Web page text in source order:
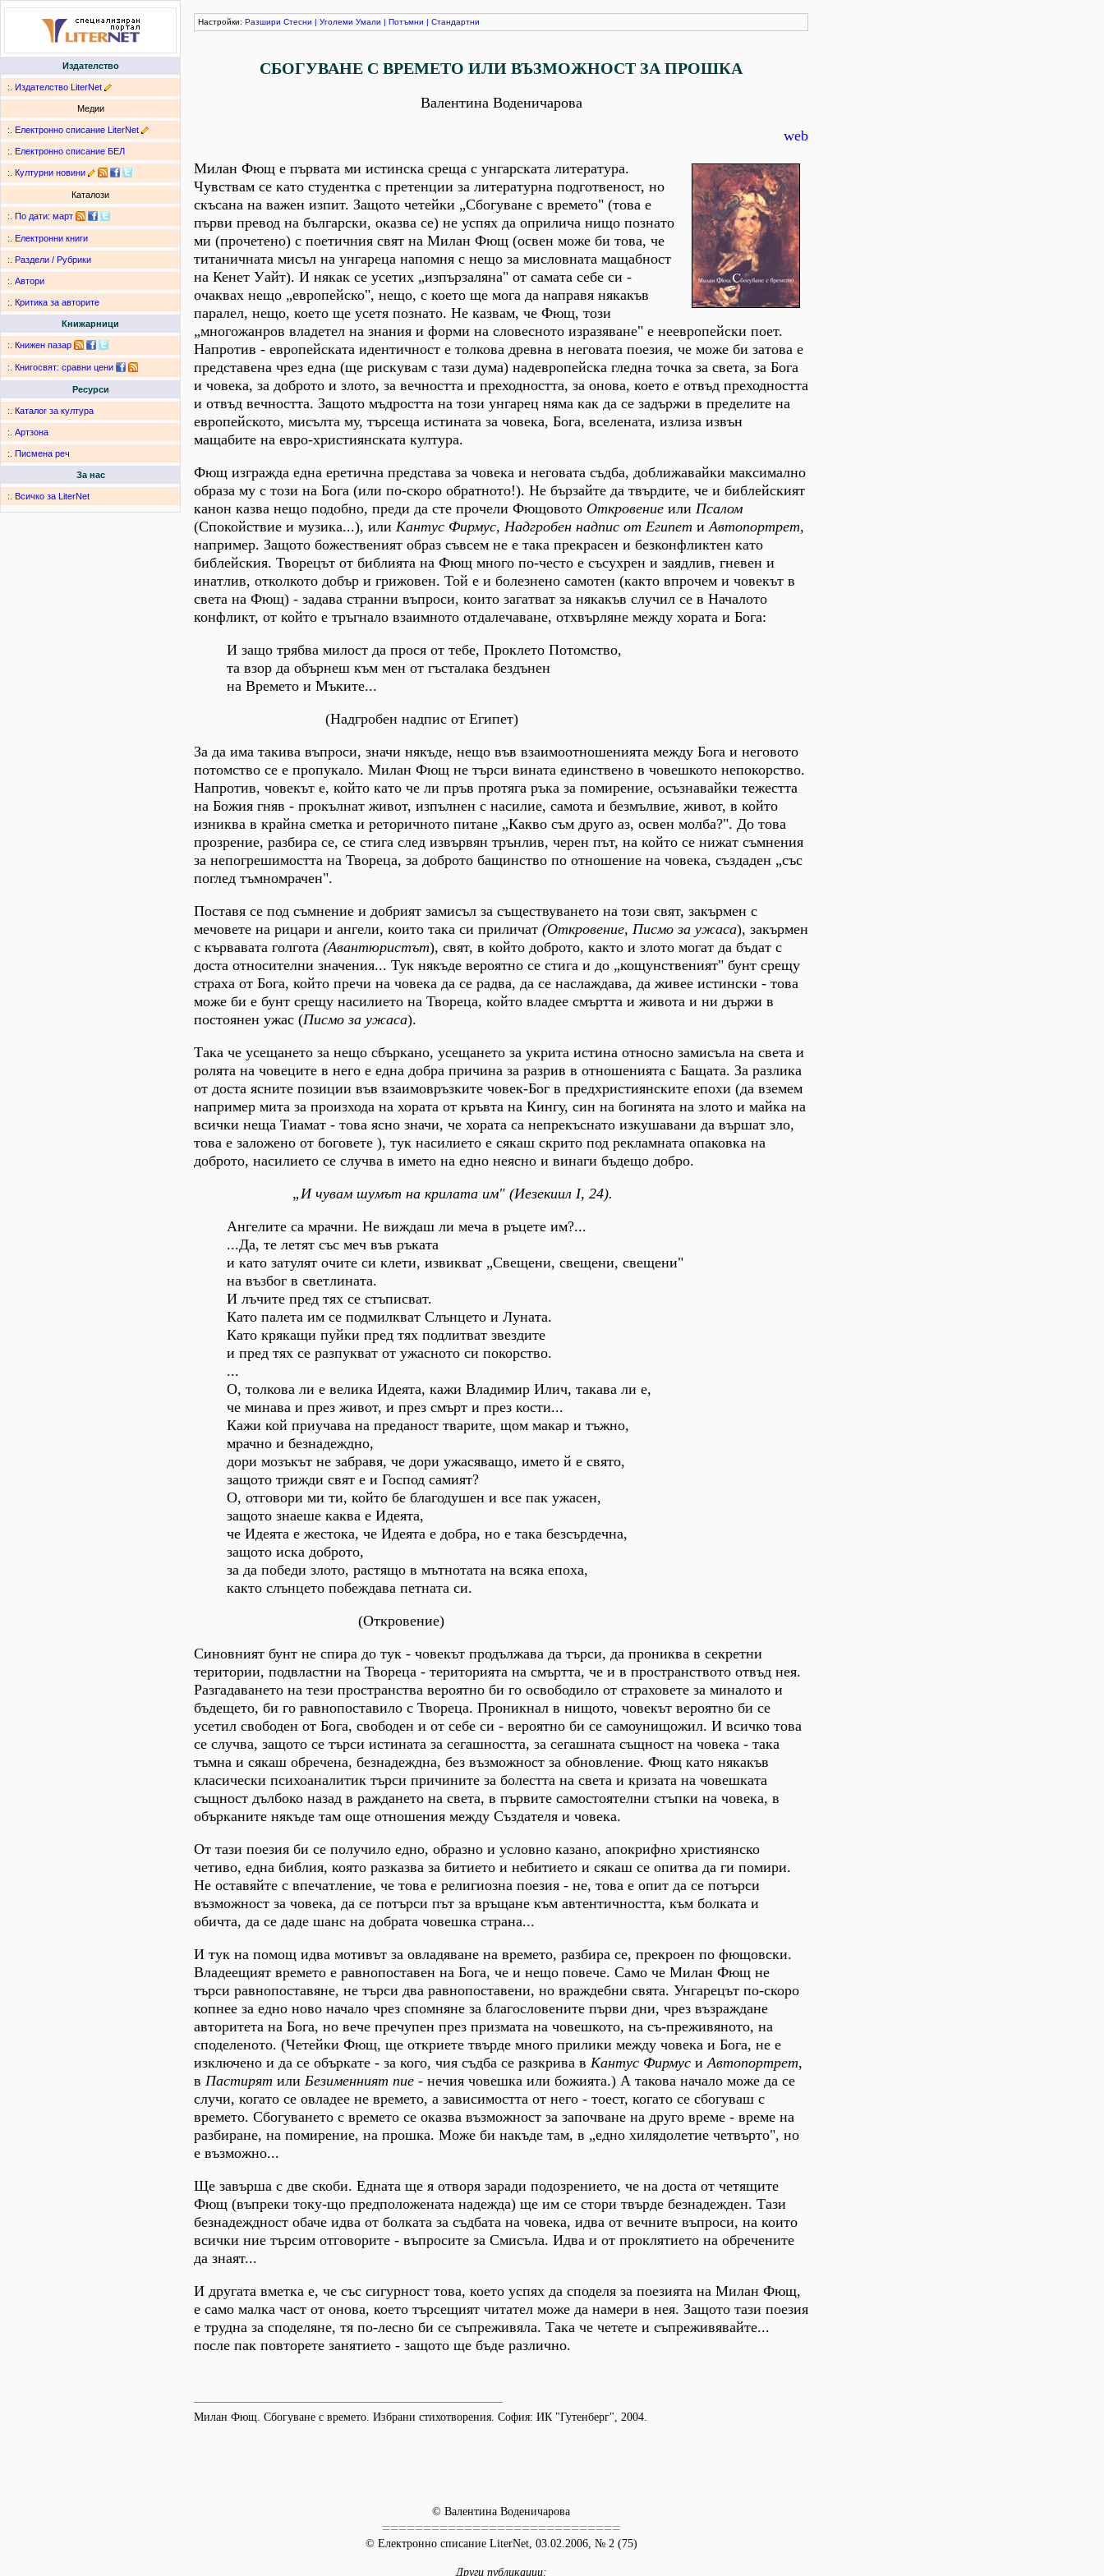
Издателство
:. Издателство LiterNet
Медии
:. Електронно списание LiterNet
:. Електронно списание БЕЛ
:. Културни новини
Каталози
:. По дати: март
:. Електронни книги
:. Раздели / Рубрики
:. Автори
:. Критика за авторите
Книжарници
:. Книжен пазар
:. Книгосвят: сравни цени
Ресурси
:. Каталог за култура
:. Артзона
:. Писмена реч
За нас
:. Всичко за LiterNet
Настройки: Разшири Стесни | Уголеми Умали | Потъмни | Стандартни
СБОГУВАНЕ С ВРЕМЕТО ИЛИ ВЪЗМОЖНОСТ ЗА ПРОШКА
Валентина Воденичарова
web
Милан Фющ е първата ми истинска среща с унгарската литература.
Чувствам се като студентка с претенции за литературна подготвеност, но
скъсана на важен изпит. Защото четейки „Сбогуване с времето" (това е
първи превод на български, оказва се) не успях да оприлича нищо познато
ми (прочетено) с поетичния свят на Милан Фющ (освен може би това, че
титаничната мисъл на унгареца напомня с нещо за мисловната мащабност
на Кенет Уайт). И някак се усетих „изпързаляна" от самата себе си -
очаквах нещо „европейско", нещо, с което ще мога да направя някакъв
паралел, нещо, което ще усетя познато. Не казвам, че Фющ, този
„многожанров владетел на знания и форми на словесното изразяване" е неевропейски поет.
Напротив - европейската идентичност е толкова древна в неговата поезия, че може би затова е
представена чрез една (ще рискувам с тази дума) надевропейска гледна точка за света, за Бога
и човека, за доброто и злото, за вечността и преходността, за онова, което е отвъд преходността
и отвъд вечността. Защото мъдростта на този унгарец няма как да се задържи в пределите на
европейското, мисълта му, търсеща истината за човека, Бога, вселената, излиза извън
мащабите на евро-християнската култура.
Фющ изгражда една еретична представа за човека и неговата съдба, доближавайки максимално
образа му с този на Бога (или по-скоро обратното!). Не бързайте да твърдите, че и библейският
канон казва нещо подобно, преди да сте прочели Фющовото Откровение или Псалом
(Спокойствие и музика...), или Кантус Фирмус, Надгробен надпис от Египет иАвтопортрет,
например. Защото божественият образ съвсем не е така прекрасен и безконфликтен като
библейския. Творецът от библията на Фющ много по-често е съсухрен и заядлив, гневен и
инатлив, отколкото добър и грижовен. Той е и болезнено самотен (както впрочем и човекът в
света на Фющ) - задава странни въпроси, които загатват за някакъв случил се в Началото
конфликт, от който е тръгнало взаимното отдалечаване, отхвърляне между хората и Бога:
И защо трябва милост да прося от тебе, Проклето Потомство,
та взор да обърнеш към мен от гъсталака бездънен
на Времето и Мъките...
(Надгробен надпис от Египет)
За да има такива въпроси, значи някъде, нещо във взаимоотношенията между Бога и неговото
потомство се е пропукало. Милан Фющ не търси вината единствено в човешкото непокорство.
Напротив, човекът е, който като че ли пръв протяга ръка за помирение, осъзнавайки тежестта
на Божия гняв - прокълнат живот, изпълнен с насилие, самота и безмълвие, живот, в който
изниква в крайна сметка и реторичното питане „Какво съм друго аз, освен молба?". До това
прозрение, разбира се, се стига след извървян трънлив, черен път, на който се нижат съмнения
за непогрешимостта на Твореца, за доброто бащинство по отношение на човека, създаден „със
поглед тъмномрачен".
Поставя се под съмнение и добрият замисъл за съществуването на този свят, закърмен с
мечовете на рицари и ангели, които така си приличат (Откровение, Писмо за ужаса), закърмен
с кървавата голгота (Авантюристът), свят, в който доброто, както и злото могат да бъдат с
доста относителни значения... Тук някъде вероятно се стига и до „кощунственият" бунт срещу
страха от Бога, който пречи на човека да се радва, да се наслаждава, да живее истински - това
може би е бунт срещу насилието на Твореца, който владее смъртта и живота и ни държи в
постоянен ужас (Писмо за ужаса).
Така че усещането за нещо сбъркано, усещането за укрита истина относно замисъла на света и
ролята на човеците в него е една добра причина за разрив в отношенията с Бащата. За разлика
от доста ясните позиции във взаимовръзките човек-Бог в предхристиянските епохи (да вземем
например мита за произхода на хората от кръвта на Кингу, син на богинята на злото и майка на
всички неща Тиамат - това ясно значи, че хората са непрекъснато изкушавани да вършат зло,
това е заложено от боговете ), тук насилието е сякаш скрито под рекламната опаковка на
доброто, насилието се случва в името на едно неясно и винаги бъдещо добро.
„И чувам шумът на крилата им" (Иезекиил І, 24).
Ангелите са мрачни. Не виждаш ли меча в ръцете им?...
...Да, те летят със меч във ръката
и като затулят очите си клети, извикват „Свещени, свещени, свещени"
на възбог в светлината.
И лъчите пред тях се стъписват.
Като палета им се подмилкват Слънцето и Луната.
Като крякащи пуйки пред тях подлитват звездите
и пред тях се разпукват от ужасното си покорство.
...
О, толкова ли е велика Идеята, кажи Владимир Илич, такава ли е,
че минава и през живот, и през смърт и през кости...
Кажи кой приучава на преданост тварите, щом макар и тъжно,
мрачно и безнадеждно,
дори мозъкът не забравя, че дори ужасяващо, името й е свято,
защото трижди свят е и Господ самият?
О, отговори ми ти, който бе благодушен и все пак ужасен,
защото знаеше каква е Идеята,
че Идеята е жестока, че Идеята е добра, но е така безсърдечна,
защото иска доброто,
за да победи злото, растящо в мътнотата на всяка епоха,
както слънцето побеждава петната си.
(Откровение)
Синовният бунт не спира до тук - човекът продължава да търси, да прониква в секретни
територии, подвластни на Твореца - територията на смъртта, че и в пространството отвъд нея.
Разгадаването на тези пространства вероятно би го освободило от страховете за миналото и
бъдещето, би го равнопоставило с Твореца. Проникнал в нищото, човекът вероятно би се
усетил свободен от Бога, свободен и от себе си - вероятно би се самоунищожил. И всичко това
се случва, защото се търси истината за сегашността, за сегашната същност на човека - така
тъмна и сякаш обречена, безнадеждна, без възможност за обновление. Фющ като някакъв
класически психоаналитик търси причините за болестта на света и кризата на човешката
същност дълбоко назад в раждането на света, в първите самостоятелни стъпки на човека, в
обърканите някъде там още отношения между Създателя и човека.
От тази поезия би се получило едно, образно и условно казано, апокрифно християнско
четиво, една библия, която разказва за битието и небитието и сякаш се опитва да ги помири.
Не оставяйте с впечатление, че това е религиозна поезия - не, това е опит да се потърси
възможност за човека, да се потърси път за връщане към автентичността, към болката и
обичта, да се даде шанс на добрата човешка страна...
И тук на помощ идва мотивът за овладяване на времето, разбира се, прекроен по фющовски.
Владеещият времето е равнопоставен на Бога, че и нещо повече. Само че Милан Фющ не
търси равнопоставяне, не търси два равнопоставени, но враждебни свята. Унгарецът по-скоро
копнее за едно ново начало чрез спомняне за благословените първи дни, чрез възраждане
авторитета на Бога, но вече пречупен през призмата на човешкото, на съ-преживяното, на
споделеното. (Четейки Фющ, ще откриете твърде много прилики между човека и Бога, не е
изключено и да се объркате - за кого, чия съдба се разкрива в Кантус Фирмус иАвтопортрет,
в Пастирят или Безименният пие - нечия човешка или божията.) А такова начало може да се
случи, когато се овладее не времето, а зависимостта от него - тоест, когато се сбогуваш с
времето. Сбогуването с времето се оказва възможност за започване на друго време - време на
разбиране, на помирение, на прошка. Може би накъде там, в „едно хилядолетие четвърто", но
е възможно...
Ще завърша с две скоби. Едната ще я отворя заради подозрението, че на доста от четящите
Фющ (въпреки току-що предположената надежда) ще им се стори твърде безнадежден. Тази
безнадеждност обаче идва от болката за съдбата на човека, идва от вечните въпроси, на които
всички ние търсим отговорите - въпросите за Смисъла. Идва и от проклятието на обречените
да знаят...
И другата вметка е, че със сигурност това, което успях да споделя за поезията на Милан Фющ,
е само малка част от онова, което търсещият читател може да намери в нея. Защото тази поезия
е трудна за споделяне, тя по-лесно би се съпреживяла. Така че четете и съпреживявайте...
после пак повторете занятието - защото ще бъде различно.
Милан Фющ. Сбогуване с времето. Избрани стихотворения. София: ИК "Гутенберг", 2004.
© Валентина Воденичарова
=============================
© Електронно списание LiterNet, 03.02.2006, № 2 (75)
Други публикации: